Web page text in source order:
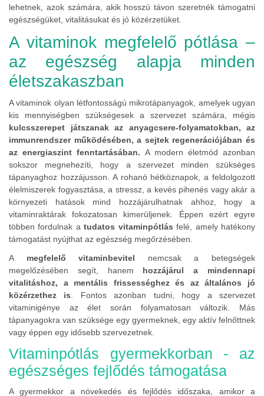
lehetnek, azok számára, akik hosszú távon szeretnék támogatni
egészségüket, vitalitásukat és jó közérzetüket.
A vitaminok megfelelő pótlása –
az egészség alapja minden
életszakaszban
A vitaminok olyan létfontosságú mikrotápanyagok, amelyek ugyan
kis mennyiségben szükségesek a szervezet számára, mégis
kulcsszerepet játszanak az anyagcsere-folyamatokban, az
immunrendszer működésében, a sejtek regenerációjában és
az energiaszint fenntartásában. A modern életmód azonban
sokszor megnehezíti, hogy a szervezet minden szükséges
tápanyaghoz hozzájusson. A rohanó hétköznapok, a feldolgozott
élelmiszerek fogyasztása, a stressz, a kevés pihenés vagy akár a
környezeti hatások mind hozzájárulhatnak ahhoz, hogy a
vitaminraktárak fokozatosan kimerüljenek. Éppen ezért egyre
többen fordulnak atudatos vitaminpótlás felé, amely hatékony
támogatást nyújthat az egészség megőrzésében.
A megfelelő vitaminbevitel nemcsak a betegségek
megelőzésében segít, hanem hozzájárul a mindennapi
vitalitáshoz, a mentális frissességhez és az általános jó
közérzethez is . Fontos azonban tudni, hogy a szervezet
vitaminigénye az élet során folyamatosan változik. Más
tápanyagokra van szüksége egy gyermeknek, egy aktív felnőttnek
vagy éppen egy idősebb szervezetnek.
Vitaminpótlás gyermekkorban - az
egészséges fejlődés támogatása
A gyermekkor a növekedés és fejlődés időszaka, amikor a